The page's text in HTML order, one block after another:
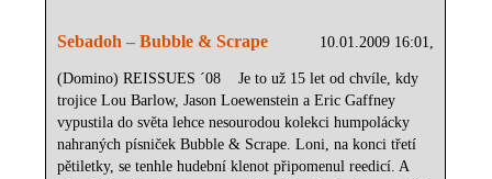
10.01.2009 16:01,
Sebadoh – Bubble & Scrape
(Domino) REISSUES ´08 Je to už 15 let od chvíle, kdy
trojice Lou Barlow, Jason Loewenstein a Eric Gaffney
vypustila do světa lehce nesourodou kolekci humpolácky
nahraných písniček Bubble & Scrape. Loni, na konci třetí
pětiletky, se tenhle hudební klenot připomenul reedicí. A